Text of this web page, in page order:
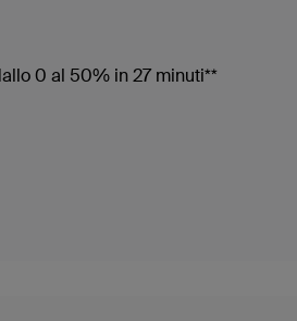
0 al 50% in 27 minuti**